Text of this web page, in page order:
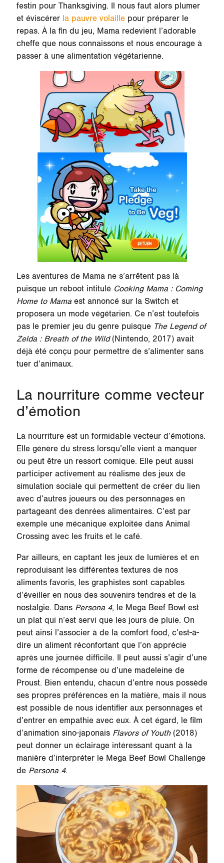
festin pour Thanksgiving. Il nous faut alors plumer
et éviscérer la pauvre volaillepour préparer le
repas. À la fin du jeu, Mama redevient l’adorable
cheffe que nous connaissons et nous encourage à
passer à une alimentation végétarienne.
Les aventures de Mama ne s’arrêtent pas là
puisque un reboot intitulé Cooking Mama : Coming
Home to Mamaest annoncé sur la Switch et
proposera un mode végétarien. Ce n’est toutefois
pas le premier jeu du genre puisque The Legend of
Zelda : Breath of the Wild(Nintendo, 2017) avait
déjà été conçu pour permettre de s’alimenter sans
tuer d’animaux.
La nourriture comme vecteur
d’émotion
La nourriture est un formidable vecteur d’émotions.
Elle génère du stress lorsqu’elle vient à manquer
ou peut être un ressort comique. Elle peut aussi
participer activement au réalisme des jeux de
simulation sociale qui permettent de créer du lien
avec d’autres joueurs ou des personnages en
partageant des denrées alimentaires. C’est par
exemple une mécanique exploitée dans Animal
Crossing avec les fruits et le café.
Par ailleurs, en captant les jeux de lumières et en
reproduisant les différentes textures de nos
aliments favoris, les graphistes sont capables
d’éveiller en nous des souvenirs tendres et de la
nostalgie. Dans Persona 4, le Mega Beef Bowl est
un plat qui n’est servi que les jours de pluie. On
peut ainsi l’associer à de la comfort food, c’est-à-
dire un aliment réconfortant que l’on apprécie
après une journée difficile. Il peut aussi s’agir d’une
forme de récompense ou d’une madeleine de
Proust. Bien entendu, chacun d’entre nous possède
ses propres préférences en la matière, mais il nous
est possible de nous identifier aux personnages et
d’entrer en empathie avec eux. À cet égard, le film
d’animation sino-japonaisFlavors of Youth(2018)
peut donner un éclairage intéressant quant à la
manière d’interpréter le Mega Beef Bowl Challenge
de Persona 4.